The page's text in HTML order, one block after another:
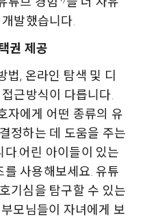
발했습니다.
권 제공
법, 온라인 탐색 및 디
근방식이 다릅니다.
자에게 어떤 종류의 유
정하는 데 도움을 주는
.어린 아이들이 있는
사용해보세요. 유튜
기심을 탐구할 수 있는
모님들이 자녀에게 보